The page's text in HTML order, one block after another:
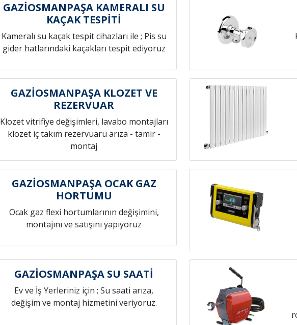
GAZİOSMANPAŞA KAMERALI SU
KAÇAK TESPİTİ
Kameralı su kaçak tespit cihazları ile ; Pis su
gider hatlarındaki kaçakları tespit ediyoruz
GAZİOSMANPAŞA KLOZET VE
REZERVUAR
Klozet vitrifiye değişimleri, lavabo montajları
klozet iç takım rezervuarü arıza - tamir -
montaj
GAZİOSMANPAŞA OCAK GAZ
HORTUMU
Ocak gaz flexi hortumlarının değişimini,
montajını ve satışını yapıyoruz
GAZİOSMANPAŞA SU SAATİ
Ev ve İş Yerleriniz için ; Su saati arıza,
değişim ve montaj hizmetini veriyoruz.